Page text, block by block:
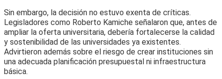
Sin embargo, la decisión no estuvo exenta de críticas.
Legisladores como Roberto Kamiche señalaron que, antes de
ampliar la oferta universitaria, debería fortalecerse la calidad
y sostenibilidad de las universidades ya existentes.
Advirtieron además sobre el riesgo de crear instituciones sin
una adecuada planificación presupuestal ni infraestructura
básica.